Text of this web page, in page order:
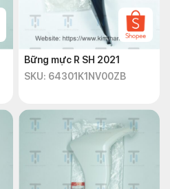
Bững mực R SH 2021
SKU: 64301K1NV00ZB